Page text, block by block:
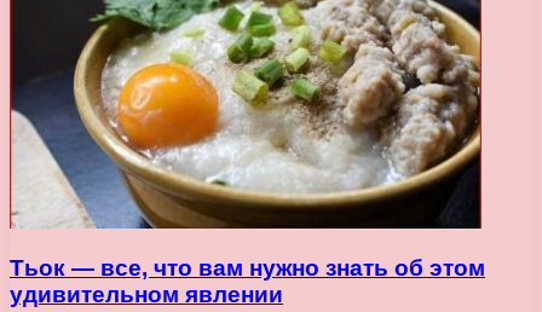
Тьок — все, что вам нужно знать об этом
удивительном явлении